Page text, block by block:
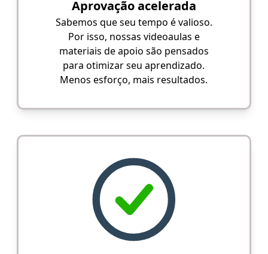
Aprovação acelerada
Sabemos que seu tempo é valioso.
Por isso, nossas videoaulas e
materiais de apoio são pensados
para otimizar seu aprendizado.
Menos esforço, mais resultados.